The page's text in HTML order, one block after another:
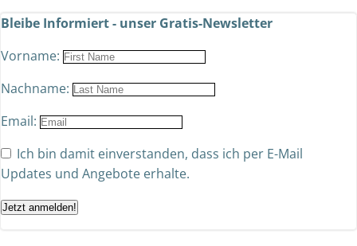
Bleibe Informiert - unser Gratis-Newsletter
Vorname:
Nachname:
Email:
Ich bin damit einverstanden, dass ich per E-Mail
Updates und Angebote erhalte.
Jetzt anmelden!